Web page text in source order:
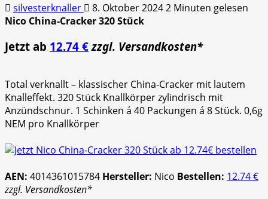
silvesterknaller 8. Oktober 20242 Minuten gelesen
Nico China-Cracker 320 Stück
Jetzt ab 12.74 € zzgl. Versandkosten*
Total verknallt – klassischer China-Cracker mit lautem
Knalleffekt. 320 Stück Knallkörper zylindrisch mit
Anzündschnur. 1 Schinken á 40 Packungen á 8 Stück. 0,6g
NEM pro Knallkörper
AEN: 4014361015784 Hersteller: Nico Bestellen: 12.74 €
zzgl. Versandkosten*